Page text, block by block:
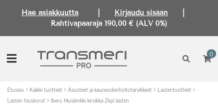
Hae asiakkuutta Kirjaudu sisään
Rahtivapaaraja 190,00 € (ALV 0%)
0
Etusivu >Kaikki tuotteet>Asusteet ja kauneudenhoitotarvikkeet>Lastentuotteet>
Lasten hiuskorut>Ibero Hiuslenkki kirsikka 2kpl lasten